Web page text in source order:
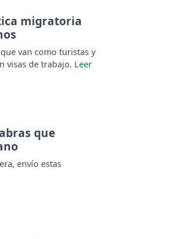
migratoria
van como turistas y
visas de trabajo.
que
envío estas